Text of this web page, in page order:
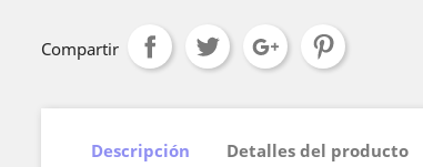
Compartir
Descripción Detalles del producto